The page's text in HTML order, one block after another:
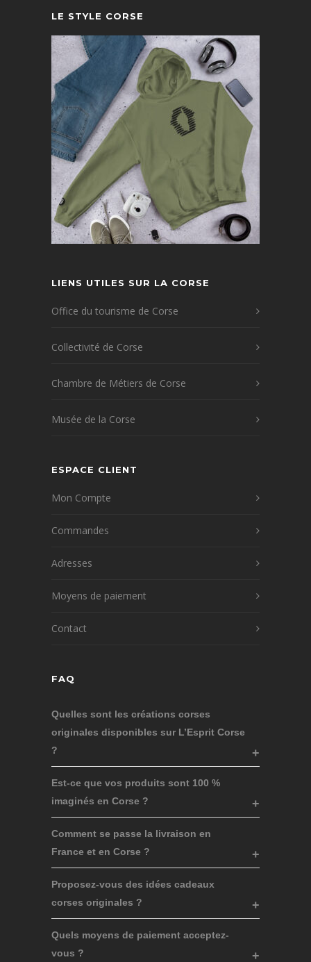
LE STYLE CORSE
LIENS UTILES SUR LA CORSE
Office du tourisme de Corse
Collectivité de Corse
Chambre de Métiers de Corse
Musée de la Corse
ESPACE CLIENT
Mon Compte
Commandes
Adresses
Moyens de paiement
Contact
FAQ
Quelles sont les créations corses
originales disponibles sur L’Esprit Corse
?
Est-ce que vos produits sont 100 %
imaginés en Corse ?
Comment se passe la livraison en
France et en Corse ?
Proposez-vous des idées cadeaux
corses originales ?
Quels moyens de paiement acceptez-
vous ?